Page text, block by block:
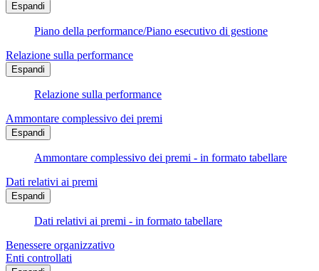
Espandi
Piano della performance/Piano esecutivo di gestione
Relazione sulla performance
Espandi
Relazione sulla performance
Ammontare complessivo dei premi
Espandi
Ammontare complessivo dei premi - in formato tabellare
Dati relativi ai premi
Espandi
Dati relativi ai premi - in formato tabellare
Benessere organizzativo
Enti controllati